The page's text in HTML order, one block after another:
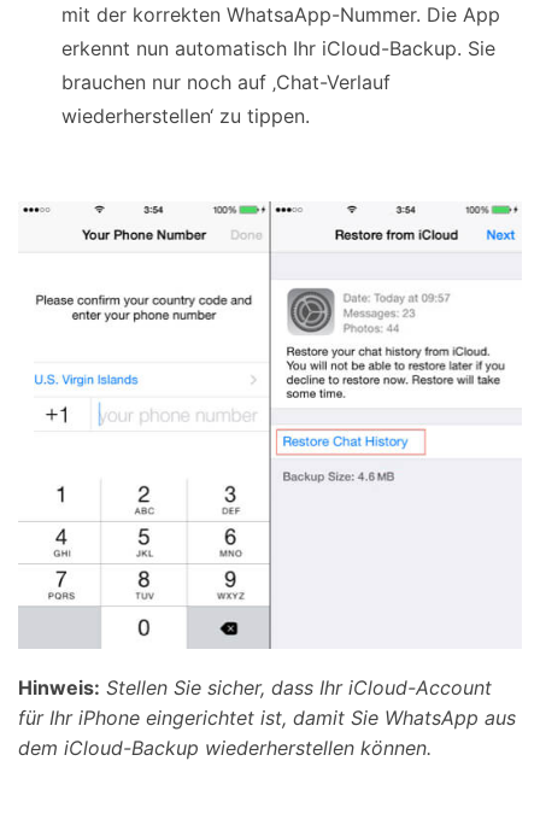
mit der korrekten WhatsaApp-Nummer. Die App
erkennt nun automatisch Ihr iCloud-Backup. Sie
brauchen nur noch auf ‚Chat-Verlauf
wiederherstellen‘ zu tippen.
Hinweis: Stellen Sie sicher, dass Ihr iCloud-Account
für Ihr iPhone eingerichtet ist, damit Sie WhatsApp aus
dem iCloud-Backup wiederherstellen können.